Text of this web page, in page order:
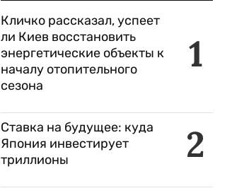
1
Кличко рассказал, успеет
ли Киев восстановить
энергетические объекты к
началу отопительного
сезона
2
Ставка на будущее: куда
Япония инвестирует
триллионы